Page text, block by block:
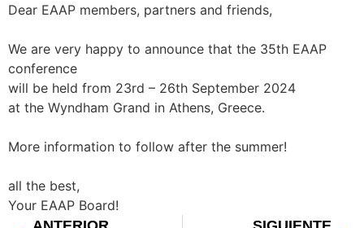
Dear EAAP members, partners and friends,
We are very happy to announce that the 35th EAAP
conference
will be held from 23rd – 26th September 2024
at the Wyndham Grand in Athens, Greece.
More information to follow after the summer!
all the best,
Your EAAP Board!